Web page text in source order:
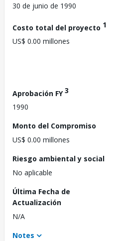
30 de junio de 1990
Costo total del proyecto 1
US$ 0.00 millones
Aprobación FY3
1990
Monto del Compromiso
US$ 0.00 millones
Riesgo ambiental y social
No aplicable
Última Fecha de
Actualización
N/A
Notes